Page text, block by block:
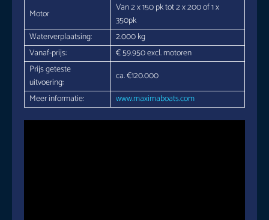
Motor
Van 2 x 150 pk tot 2 x 200 of 1 x
350pk
Waterverplaatsing:
2.000 kg
Vanaf-prijs:
€ 59.950 excl. motoren
Prijs geteste
uitvoering:
ca. €120.000
Meer informatie:
www.maximaboats.com